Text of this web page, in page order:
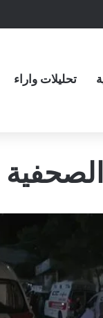
تحليلات واراء